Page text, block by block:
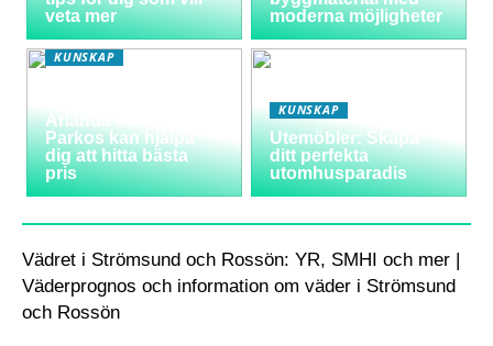
veta mer
moderna möjligheter
KUNSKAP
Arlanda och hur
Parkos kan hjälpa
dig att hitta bästa
pris
KUNSKAP
Utemöbler: Skapa
ditt perfekta
utomhusparadis
Vädret i Strömsund och Rossön: YR, SMHI och mer |
Väderprognos och information om väder i Strömsund
och Rossön